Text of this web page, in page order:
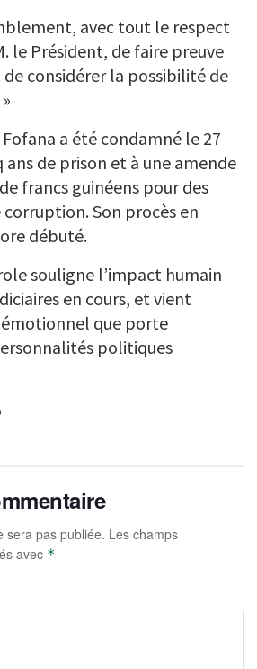
avec tout le respect
le Président, de faire preuve
considérer la possibilité de
a été condamné le 27
ans de prison et à une amende
francs guinéens pour des
Son procès en
débuté.
souligne l’impact humain
en cours, et vient
que porte
politiques
sera pas publiée. Les champs
avec *